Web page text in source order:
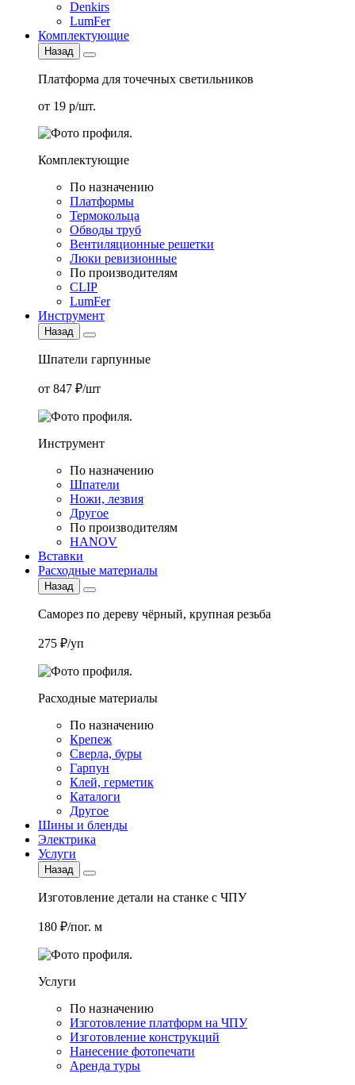
Denkirs
LumFer
Комплектующие
Назад
Платформа для точечных светильников
от 19 р/шт.
Комплектующие
По назначению
Платформы
Термокольца
Обводы труб
Вентиляционные решетки
Люки ревизионные
По производителям
CLIP
LumFer
Инструмент
Назад
Шпатели гарпунные
от 847 ₽/шт
Инструмент
По назначению
Шпатели
Ножи, лезвия
Другое
По производителям
HANOV
Вставки
Расходные материалы
Назад
Саморез по дереву чёрный, крупная резьба
275 ₽/уп
Расходные материалы
По назначению
Крепеж
Сверла, буры
Гарпун
Клей, герметик
Каталоги
Другое
Шины и бленды
Электрика
Услуги
Назад
Изготовление детали на станке с ЧПУ
180 ₽/пог. м
Услуги
По назначению
Изготовление платформ на ЧПУ
Изготовление конструкций
Нанесение фотопечати
Аренда туры